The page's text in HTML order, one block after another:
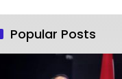
Popular Posts